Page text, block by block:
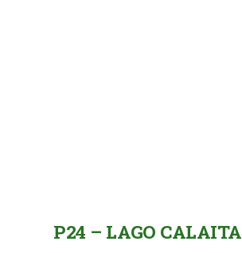
P24 – LAGO CALAITA